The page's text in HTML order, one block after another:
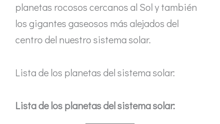
planetas rocosos cercanos al Sol y también
los gigantes gaseosos más alejados del
centro del nuestro sistema solar.
Lista de los planetas del sistema solar:
Lista de los planetas del sistema solar: